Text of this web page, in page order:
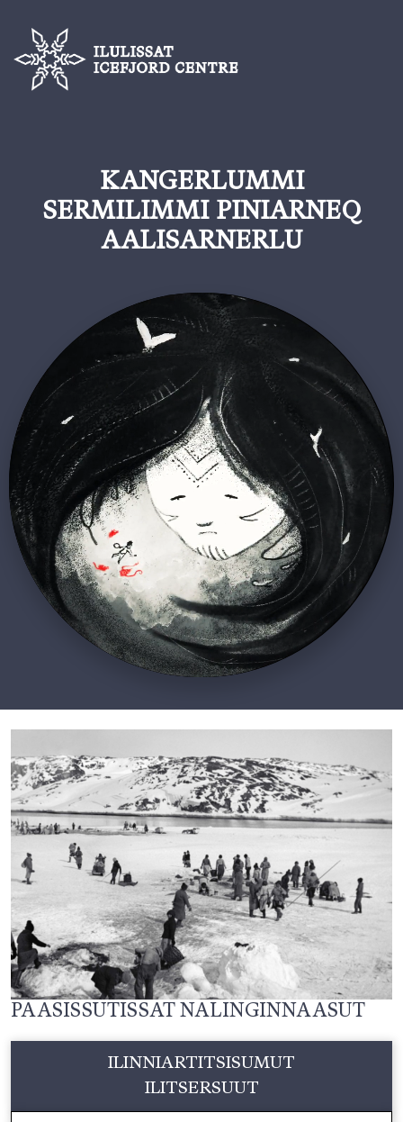
KANGERLUMMI
SERMILIMMI PINIARNEQ
AALISARNERLU
PAASISSUTISSAT NALINGINNAASUT
ILINNIARTITSISUMUT
ILITSERSUUT